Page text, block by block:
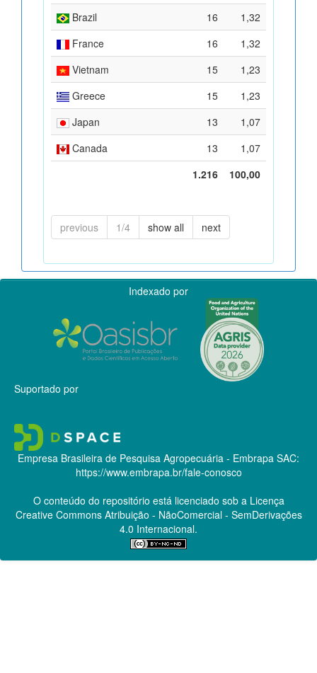
Brazil
16
1,32
France
16
1,32
Vietnam
15
1,23
Greece
15
1,23
Japan
13
1,07
Canada
13
1,07
1.216
100,00
previous 1/4 show all next
Indexado por
Suportado por
Empresa Brasileira de Pesquisa Agropecuária - Embrapa SAC:
https://www.embrapa.br/fale-conosco
O conteúdo do repositório está licenciado sob a Licença
Creative CommonsAtribuição - NãoComercial - SemDerivações
4.0 Internacional.